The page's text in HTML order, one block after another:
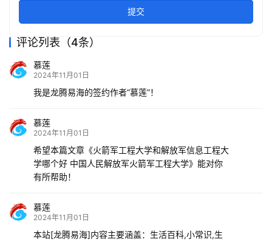
提交
评论列表（4条）
慕莲
2024年11月01日
我是龙腾易海的签约作者“慕莲”！
慕莲
2024年11月01日
希望本篇文章《火箭军工程大学和解放军信息工程大
学哪个好 中国人民解放军火箭军工程大学》能对你
有所帮助！
慕莲
2024年11月01日
本站[龙腾易海]内容主要涵盖：生活百科,小常识,生